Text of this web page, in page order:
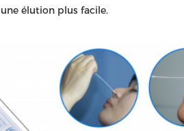
une élution plus facile.